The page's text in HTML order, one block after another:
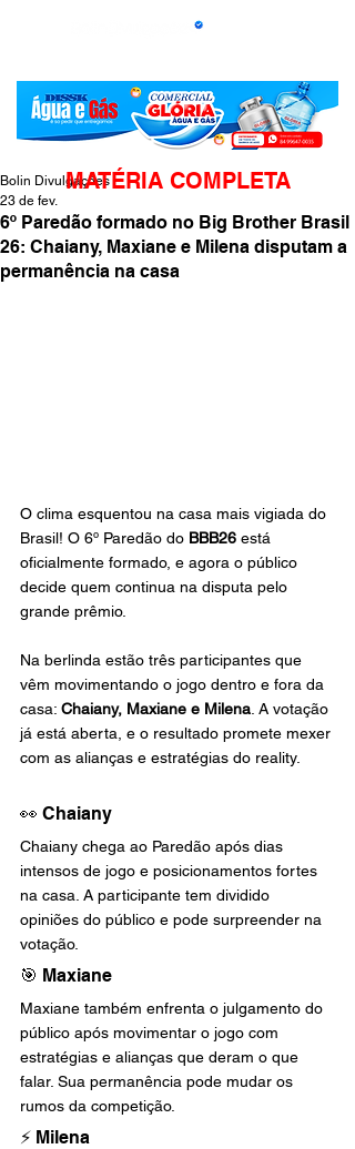
6º Paredão formado no Big Brother Brasil
26: Chaiany, Maxiane e Milena disputam a
permanência na casa
Bolin Divulgações
23 de fev.
O clima esquentou na casa mais vigiada do
Brasil! O 6º Paredão do BBB26 está
oficialmente formado, e agora o público
decide quem continua na disputa pelo
grande prêmio.
Na berlinda estão três participantes que
vêm movimentando o jogo dentro e fora da
casa: Chaiany, Maxiane e Milena . A votação
já está aberta, e o resultado promete mexer
com as alianças e estratégias do reality.
👀 Chaiany
Chaiany chega ao Paredão após dias
intensos de jogo e posicionamentos fortes
na casa. A participante tem dividido
opiniões do público e pode surpreender na
votação.
🎯 Maxiane
Maxiane também enfrenta o julgamento do
público após movimentar o jogo com
estratégias e alianças que deram o que
falar. Sua permanência pode mudar os
rumos da competição.
⚡ Milena
MATÉRIA COMPLETA